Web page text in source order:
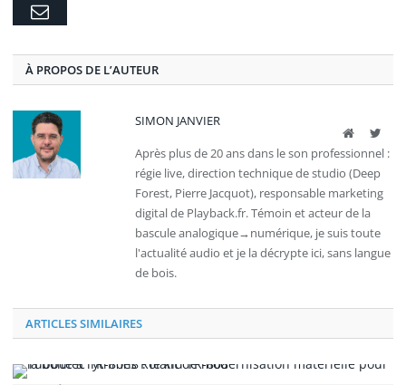
E-
À PROPOS DE L’AUTEUR
SIMON JANVIER
Site
web
Après plus de 20 ans dans le son professionnel :
régie live, direction technique de studio (Deep
Forest, Pierre Jacquot), responsable marketing
digital de Playback.fr. Témoin et acteur de la
bascule analogique→numérique, je suis toute
l'actualité audio et je la décrypte ici, sans langue
de bois.
ARTICLES SIMILAIRES